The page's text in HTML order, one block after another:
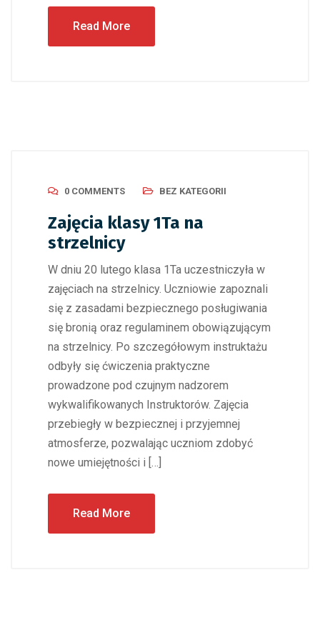
Read More
0 COMMENTS BEZ KATEGORII
Zajęcia klasy 1Ta na
strzelnicy
W dniu 20 lutego klasa 1Ta uczestniczyła w
zajęciach na strzelnicy. Uczniowie zapoznali
się z zasadami bezpiecznego posługiwania
się bronią oraz regulaminem obowiązującym
na strzelnicy. Po szczegółowym instruktażu
odbyły się ćwiczenia praktyczne
prowadzone pod czujnym nadzorem
wykwalifikowanych Instruktorów. Zajęcia
przebiegły w bezpiecznej i przyjemnej
atmosferze, pozwalając uczniom zdobyć
nowe umiejętności i […]
Read More